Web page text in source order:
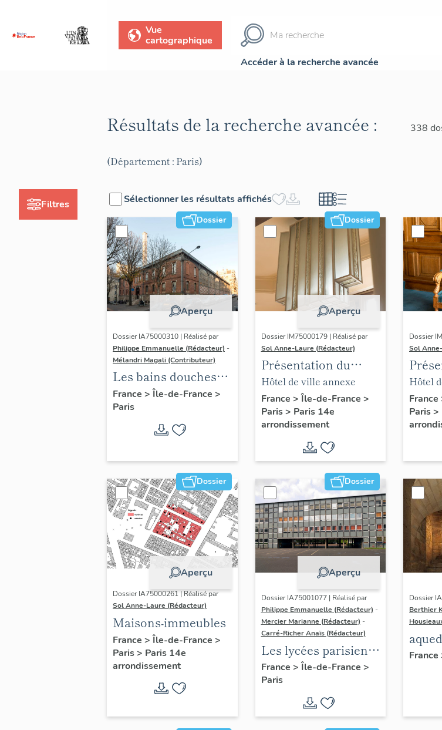
Vue
cartographique
Accéder à la recherche avancée
Filtres
Résultats de la recherche avancée : 338
(Département : Paris)
Sélectionner les résultats affichés
Dossier
Aperçu
Dossier IA75000310 | Réalisé par
Philippe Emmanuelle (Rédacteur) -
Mélandri Magali (Contributeur)
Les bains douches
municipaux de la
ville de Paris
France > Île-de-France >
Paris
Dossier
Aperçu
Dossier IM75000179 | Réalisé par
Sol Anne-Laure (Rédacteur)
Présentation du
mobilier de la mairie
annexe
Hôtel de ville annexe
France > Île-de-France >
Paris> Paris 14e
arrondissement
Dossier
Sol
des
Hôtel
France
Paris>
Dossier
Aperçu
Dossier IA75000261 | Réalisé par
Sol Anne-Laure (Rédacteur)
Maisons-immeubles
France > Île-de-France >
Paris> Paris 14e
arrondissement
Dossier
Aperçu
Dossier IA75001077 | Réalisé par
Philippe Emmanuelle (Rédacteur) -
Mercier Marianne (Rédacteur) -
Carré-Richer Anaïs (Rédacteur)
Les lycées parisiens
de Jean-Claude
Dondel et Roger
France > Île-de-France >
Paris
Dossier
Berthier
France